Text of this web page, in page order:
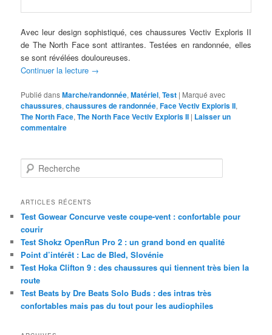
Avec leur design sophistiqué, ces chaussures Vectiv Exploris II
de The North Face sont attirantes. Testées en randonnée, elles
se sont révélées douloureuses.
Continuer la lecture →
Publié dansMarche/randonnée,Matériel,Test | Marqué avec
chaussures,chaussures de randonnée,Face Vectiv Exploris II,
The North Face,The North Face Vectiv Exploris II | Laisser un
commentaire
e
h
r
c
h
e
ARTICLES RÉCENTS
Test Gowear Concurve veste coupe-vent : confortable pour
courir
Test Shokz OpenRun Pro 2 : un grand bond en qualité
Point d’intérêt : Lac de Bled, Slovénie
Test Hoka Clifton 9 : des chaussures qui tiennent très bien la
route
Test Beats by Dre Beats Solo Buds : des intras très
confortables mais pas du tout pour les audiophiles